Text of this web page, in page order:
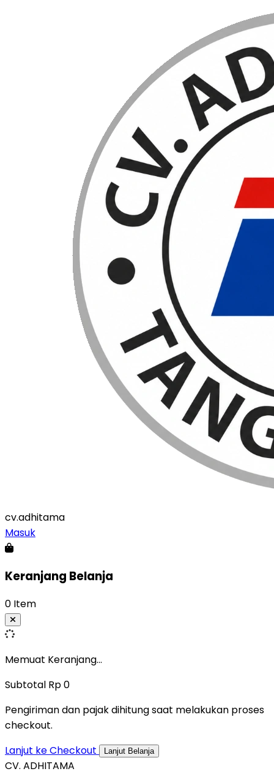
cv.adhitama
Masuk
Keranjang Belanja
0 Item
Memuat Keranjang...
Subtotal Rp 0
Pengiriman dan pajak dihitung saat melakukan proses
checkout.
Lanjut ke Checkout
Lanjut Belanja
CV. ADHITAMA